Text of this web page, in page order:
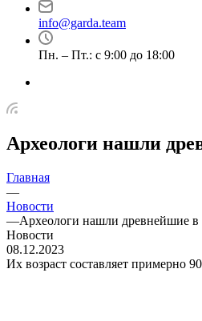
info@garda.team
Пн. – Пт.: с 9:00 до 18:00
Археологи нашли
Главная
—
Новости
—Археологи нашли древнейшие
Новости
08.12.2023
Их возраст составляет примерно